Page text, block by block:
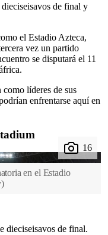
de final y
el Estadio Azteca,
vez un partido
se disputará el 11
líderes de sus
enfrentarse aquí en
en el Estadio
)
dieciseisavos de final.